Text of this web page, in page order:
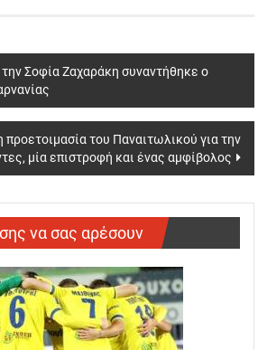
Σοφία Ζαχαράκη συναντήθηκε ο
του Παναιτωλικού για την
μία επιστροφή και ένας αμφίβολος
να σας αρέσουν